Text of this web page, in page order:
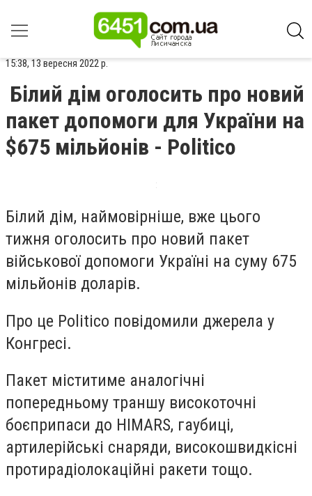
15:38, 13 вересня 2022 р.
Білий дім оголосить про новий
пакет допомоги для України на
$675 мільйонів - Politico
Білий дім, наймовірніше, вже цього
тижня оголосить про новий пакет
військової допомоги Україні на суму 675
мільйонів доларів.
Про це Politico повідомили джерела у
Конгресі.
Пакет міститиме аналогічні
попередньому траншу високоточні
боєприпаси до HIMARS, гаубиці,
артилерійські снаряди, високошвидкісні
протирадіолокаційні ракети тощо.